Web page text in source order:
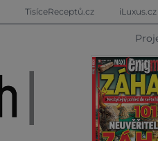
TisíceReceptů.cz iLuxus.cz